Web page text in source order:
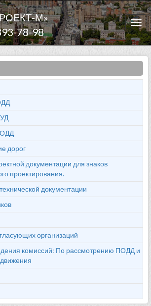
М»
78-98
дорог
документации для знаков
проектирования.
документации
организаций
комиссий: По рассмотрению ПОДД и